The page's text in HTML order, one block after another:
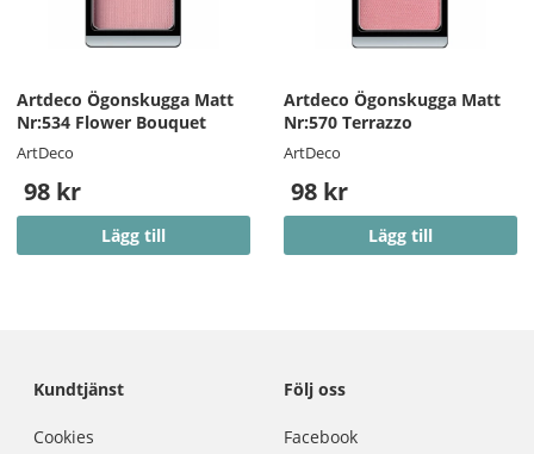
Artdeco Ögonskugga Matt
Nr:534 Flower Bouquet
ArtDeco
98 kr
Lägg till
Artdeco Ögonskugga Matt
Nr:570 Terrazzo
ArtDeco
98 kr
Lägg till
Kundtjänst
Cookies
Följ oss
Facebook